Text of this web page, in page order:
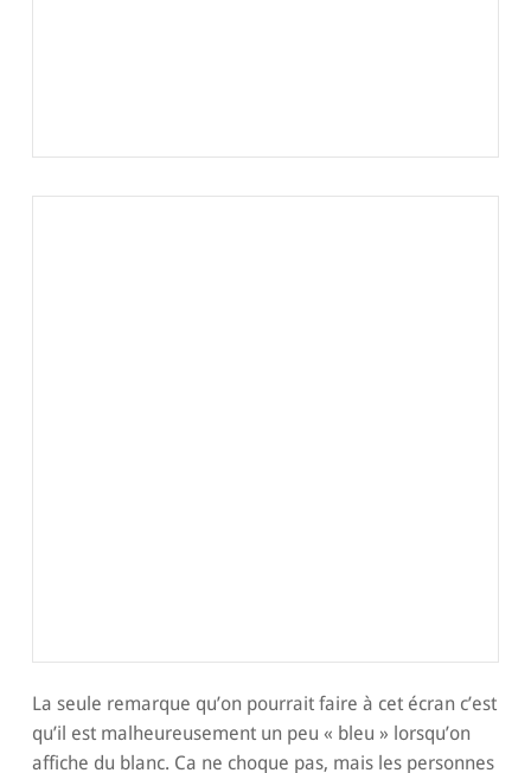
La seule remarque qu’on pourrait faire à cet écran c’est
qu’il est malheureusement un peu « bleu » lorsqu’on
affiche du blanc. Ca ne choque pas, mais les personnes